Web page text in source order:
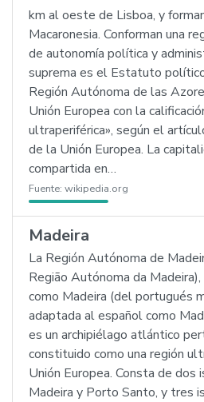
km al oeste de Lisboa, y
Macaronesia. Conforman una
de autonomía política y
suprema es el Estatuto
Región Autónoma de las
Unión Europea con la
ultraperiférica», según el
de la Unión Europea. La
compartida en…
Fuente: wikipedia.org
Madeira
La Región Autónoma de
Região Autónoma da
como Madeira (del portugués
adaptada al español como
es un archipiélago atlántico
constituido como una región
Unión Europea. Consta de dos
Madeira y Porto Santo, y tres